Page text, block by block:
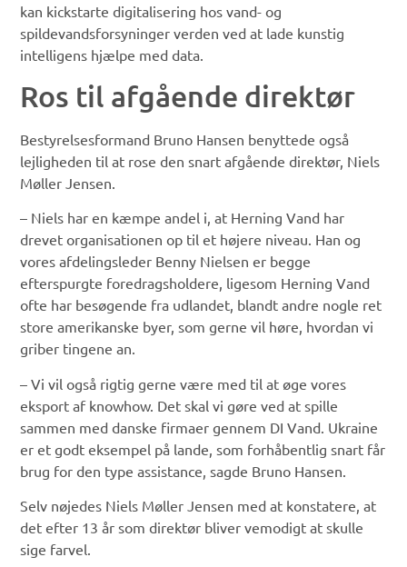
kan kickstarte digitalisering hos vand- og
spildevandsforsyninger verden ved at lade kunstig
intelligens hjælpe med data.
Ros til afgående direktør
Bestyrelsesformand Bruno Hansen benyttede også
lejligheden til at rose den snart afgående direktør, Niels
Møller Jensen.
– Niels har en kæmpe andel i, at Herning Vand har
drevet organisationen op til et højere niveau. Han og
vores afdelingsleder Benny Nielsen er begge
efterspurgte foredragsholdere, ligesom Herning Vand
ofte har besøgende fra udlandet, blandt andre nogle ret
store amerikanske byer, som gerne vil høre, hvordan vi
griber tingene an.
– Vi vil også rigtig gerne være med til at øge vores
eksport af knowhow. Det skal vi gøre ved at spille
sammen med danske firmaer gennem DI Vand. Ukraine
er et godt eksempel på lande, som forhåbentlig snart får
brug for den type assistance, sagde Bruno Hansen.
Selv nøjedes Niels Møller Jensen med at konstatere, at
det efter 13 år som direktør bliver vemodigt at skulle
sige farvel.